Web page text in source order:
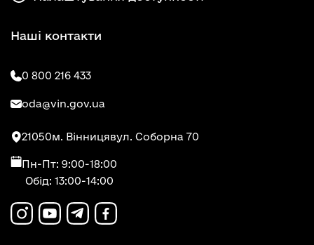
Наші контакти
0 800 216 433
oda@vin.gov.ua
21050м. Вінницявул. Соборна 70
Пн-Пт: 9:00-18:00
Обід: 13:00-14:00